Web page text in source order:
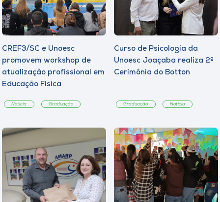
CREF3/SC e Unoesc
promovem workshop de
atualização profissional em
Educação Física
Notícia Graduação
Curso de Psicologia da
Unoesc Joaçaba realiza 2ª
Cerimônia do Botton
Graduação Notícia